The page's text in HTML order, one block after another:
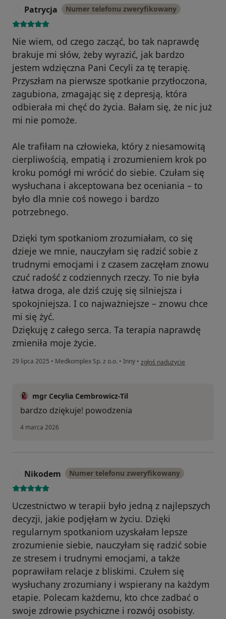
Patrycja Numer telefonu zweryfikowany
Nie wiem, od czego zacząć, bo tak naprawdę
brakuje mi słów, żeby wyrazić, jak bardzo
jestem wdzięczna Pani Cecyli za tę terapię.
Przyszłam na pierwsze spotkanie przytłoczona,
zagubiona, zmagając się z depresją, która
odbierała mi chęć do życia. Bałam się, że nic już
mi nie pomoże.
Ale trafiłam na człowieka, który z niesamowitą
cierpliwością, empatią i zrozumieniem krok po
kroku pomógł mi wrócić do siebie. Czułam się
wysłuchana i akceptowana bez oceniania – to
było dla mnie coś nowego i bardzo
potrzebnego.
Dzięki tym spotkaniom zrozumiałam, co się
dzieje we mnie, nauczyłam się radzić sobie z
trudnymi emocjami i z czasem zaczęłam znowu
czuć radość z codziennych rzeczy. To nie była
łatwa droga, ale dziś czuję się silniejsza i
spokojniejsza. I co najważniejsze – znowu chce
mi się żyć.
Dziękuję z całego serca. Ta terapia naprawdę
zmieniła moje życie.
29 lipca 2025 • Medkomplex Sp. z o.o. • Inny • w opinii użytkownika Patrycja
zgłoś nadużycie
mgr Cecylia Cembrowicz-Til
bardzo dziękuje! powodzenia
4 marca 2026
Nikodem Numer telefonu zweryfikowany
Uczestnictwo w terapii było jedną z najlepszych
decyzji, jakie podjęłam w życiu. Dzięki
regularnym spotkaniom uzyskałam lepsze
zrozumienie siebie, nauczyłam się radzić sobie
ze stresem i trudnymi emocjami, a także
poprawiłam relacje z bliskimi. Czułem się
wysłuchany zrozumiany i wspierany na każdym
etapie. Polecam każdemu, kto chce zadbać o
swoje zdrowie psychiczne i rozwój osobisty.